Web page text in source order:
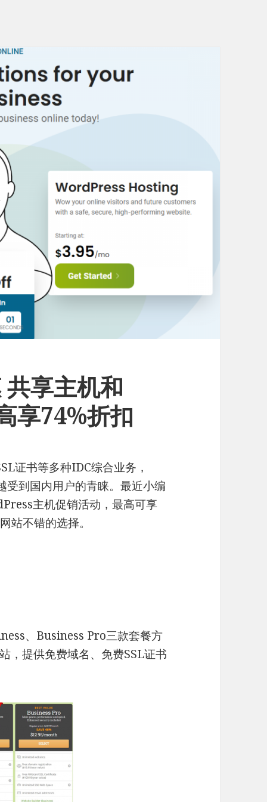
享主机和
享74%折扣
证书等多种IDC综合业务，
到国内用户的青睐。最近小编
主机促销活动，最高可享
站不错的选择。
、Business Pro三款套餐方
，提供免费域名、免费SSL证书